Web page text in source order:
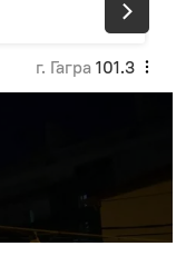
г. Гагра 101.3